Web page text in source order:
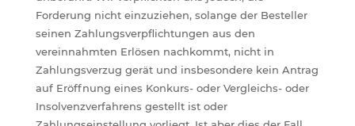
Forderung nicht einzuziehen, solange der Besteller
seinen Zahlungsverpflichtungen aus den
vereinnahmten Erlösen nachkommt, nicht in
Zahlungsverzug gerät und insbesondere kein Antrag
auf Eröffnung eines Konkurs- oder Vergleichs- oder
Insolvenzverfahrens gestellt ist oder